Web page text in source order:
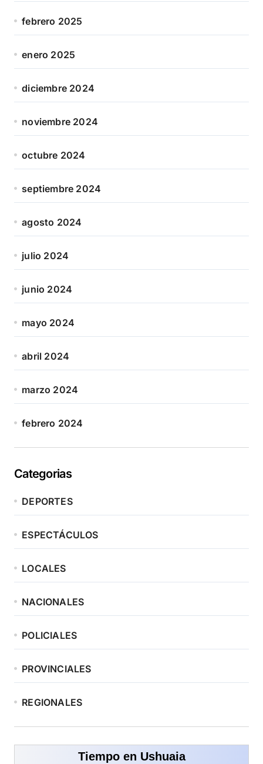
febrero 2025
enero 2025
diciembre 2024
noviembre 2024
octubre 2024
septiembre 2024
agosto 2024
julio 2024
junio 2024
mayo 2024
abril 2024
marzo 2024
febrero 2024
Categorias
DEPORTES
ESPECTÁCULOS
LOCALES
NACIONALES
POLICIALES
PROVINCIALES
REGIONALES
Tiempo en Ushuaia